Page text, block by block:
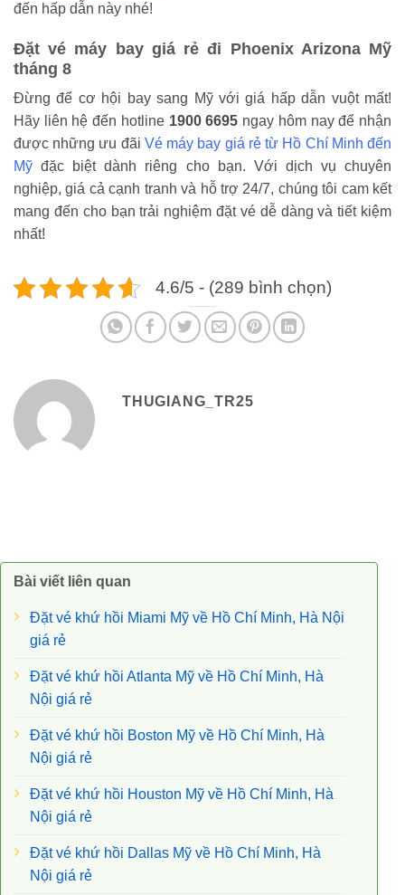
đến hấp dẫn này nhé!
Đặt vé máy bay giá rẻ đi Phoenix Arizona Mỹ
tháng 8
Đừng để cơ hội bay sang Mỹ với giá hấp dẫn vuột mất!
Hãy liên hệ đến hotline 1900 6695 ngay hôm nay để nhận
được những ưu đãi Vé máy bay giá rẻ từ Hồ Chí Minh đến
Mỹ đặc biệt dành riêng cho bạn. Với dịch vụ chuyên
nghiệp, giá cả cạnh tranh và hỗ trợ 24/7, chúng tôi cam kết
mang đến cho bạn trải nghiệm đặt vé dễ dàng và tiết kiệm
nhất!
4.6/5 - (289 bình chọn)
THUGIANG_TR25
Bài viết liên quan
Đặt vé khứ hồi Miami Mỹ về Hồ Chí Minh, Hà Nội
giá rẻ
Đặt vé khứ hồi Atlanta Mỹ về Hồ Chí Minh, Hà
Nội giá rẻ
Đặt vé khứ hồi Boston Mỹ về Hồ Chí Minh, Hà
Nội giá rẻ
Đặt vé khứ hồi Houston Mỹ về Hồ Chí Minh, Hà
Nội giá rẻ
Đặt vé khứ hồi Dallas Mỹ về Hồ Chí Minh, Hà
Nội giá rẻ